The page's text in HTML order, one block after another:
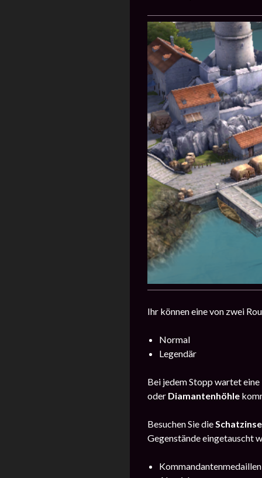
Ihr können eine von zwei
Normal
Legendär
Bei jedem Stopp wartet
oder Diamantenhöhle
Besuchen Sie die
Gegenstände eingetauscht
Kommandantenmedaillen